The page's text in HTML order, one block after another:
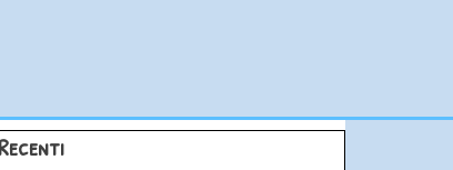
Articoli Recenti